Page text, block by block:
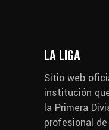
LA LIGA
Sitio web
institución
la Primera
profesional